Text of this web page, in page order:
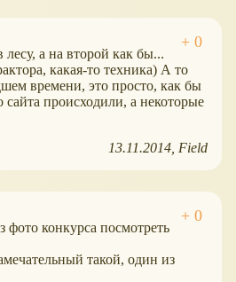
а на второй как бы...
какая-то техника) А то
времени, это просто, как бы
сайта происходили, а некоторые
13.11.2014 Field
фото конкурса посмотреть
такой, один из